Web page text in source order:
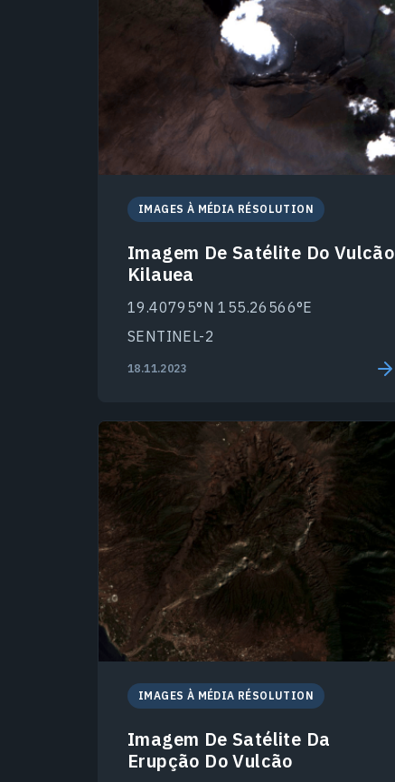
IMAGES À MÉDIA RÉSOLUTION
Imagem De Satélite Do Vulcão
Kilauea
19.40795°N 155.26566°E
SENTINEL-2
18.11.2023
IMAGES À MÉDIA RÉSOLUTION
Imagem De Satélite Da
Erupção Do Vulcão